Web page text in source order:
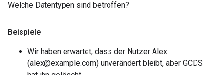
Welche Datentypen sind betroffen?
Beispiele
Wir haben erwartet, dass der Nutzer Alex
(alex@example.com) unverändert bleibt, aber GCDS